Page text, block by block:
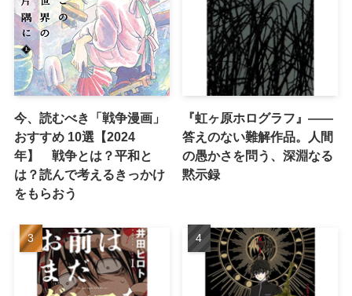
今、読むべき「戦争漫画」
おすすめ 10選【2024
年】 戦争とは？平和と
は？読んで考えるきっかけ
をもらおう
『虹ヶ原ホログラフ』——
答えのない難解作品。人間
の愚かさを問う、深淵なる
黙示録